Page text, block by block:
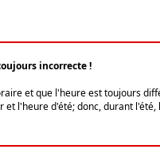
incorrecte !
et que l'heure est toujours
l'heure d'été; donc, durant